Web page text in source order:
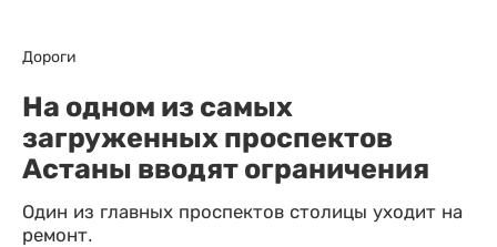
Дороги
На одном из самых
загруженных проспектов
Астаны вводят ограничения
Один из главных проспектов столицы уходит на
ремонт.